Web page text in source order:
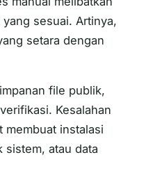
sesuai. Artinya,
setara dengan
file publik,
Kesalahan
membuat instalasi
sistem, atau data